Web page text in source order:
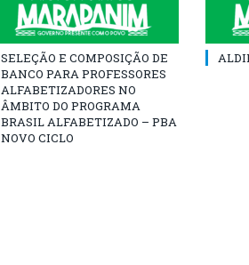
SELEÇÃO E COMPOSIÇÃO DE
BANCO PARA PROFESSORES
ALFABETIZADORES NO
ÂMBITO DO PROGRAMA
BRASIL ALFABETIZADO – PBA
NOVO CICLO